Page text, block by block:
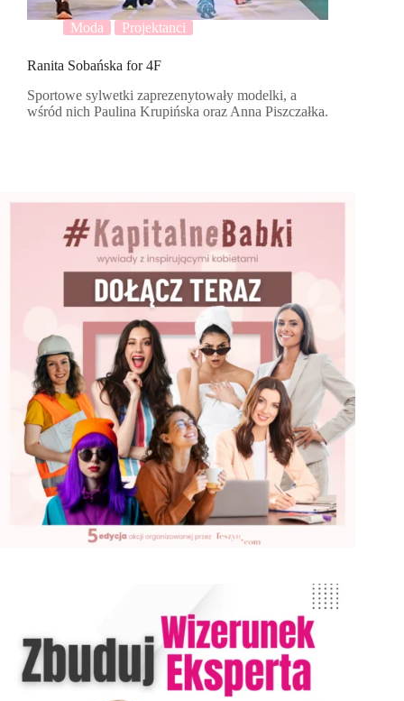
Moda Projektanci
Ranita Sobańska for 4F
Sportowe sylwetki zaprezenytowały modelki, a
wśród nich Paulina Krupińska oraz Anna Piszczałka.